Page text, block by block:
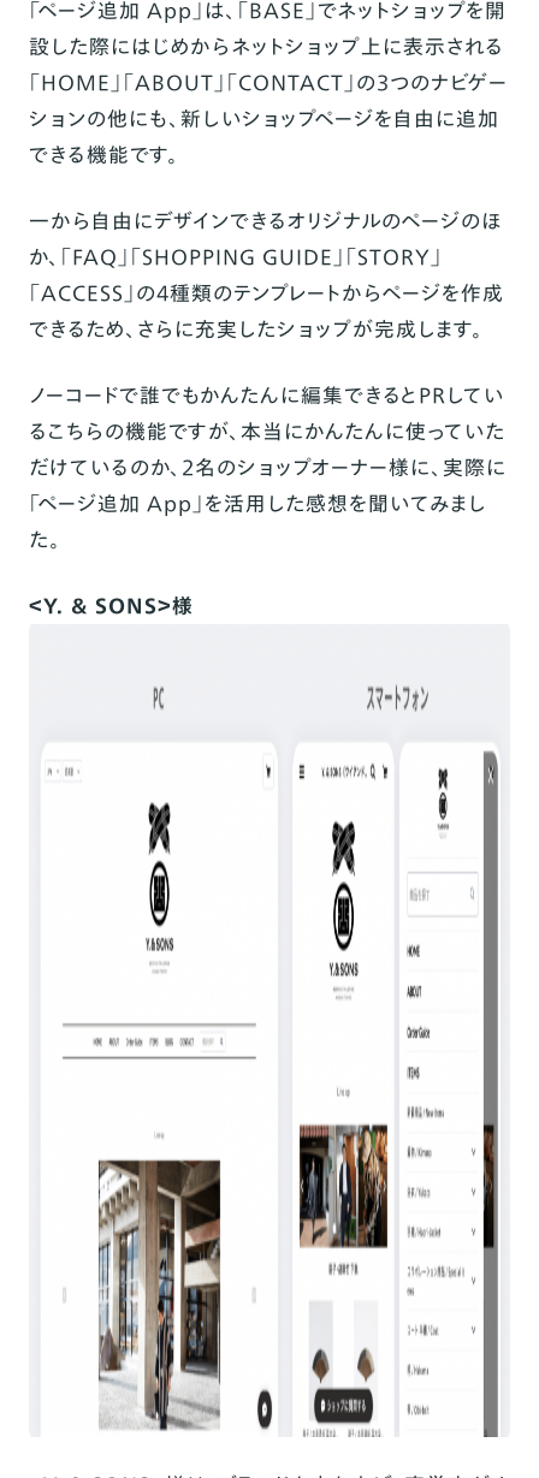
「ページ追加 App」は、「BASE」でネットショップを開
設した際にはじめからネットショップ上に表示される
「HOME」「ABOUT」「CONTACT」の3つのナビゲー
ションの他にも、新しいショップページを自由に追加
できる機能です。
一から自由にデザインできるオリジナルのページのほ
か、「FAQ」「SHOPPING GUIDE」「STORY」
「ACCESS」の4種類のテンプレートからページを作成
できるため、さらに充実したショップが完成します。
ノーコードで誰でもかんたんに編集できるとPRしてい
るこちらの機能ですが、 本当にかんたんに使っていた
だけているのか、2名のショップオーナー様に、実際に
「ページ追加 App」を活用した感想を聞いてみまし
た。
＜Y. & SONS＞様